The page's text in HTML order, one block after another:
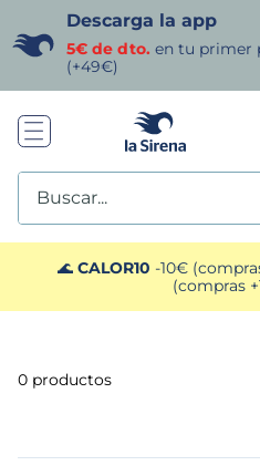
Descarga la app
5€ de dto. en tu primer
(+49€)
Buscar...
🌊 CALOR10 -10€
(compras
0 productos
TÉRMINOS MÁS BUSCADOS
1. helados sirena
2 gambas